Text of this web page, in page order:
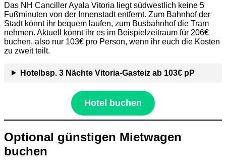
Das NH Canciller Ayala Vitoria liegt südwestlich keine 5
Fußminuten von der Innenstadt entfernt. Zum Bahnhof der
Stadt könnt ihr bequem laufen, zum Busbahnhof die Tram
nehmen. Aktuell könnt ihr es im Beispielzeitraum für 206€
buchen, also nur 103€ pro Person, wenn ihr euch die Kosten
zu zweit teilt.
Hotelbsp. 3 Nächte Vitoria-Gasteiz ab 103€ pP
Hotel buchen
Optional günstigen Mietwagen
buchen